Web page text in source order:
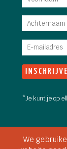
*Je kunt je op
den Brink &
We